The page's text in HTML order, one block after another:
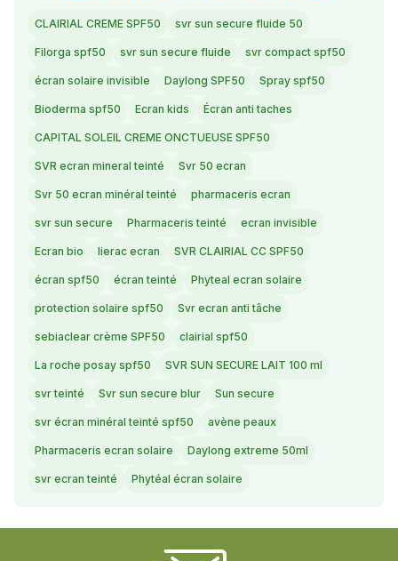
CLAIRIAL CREME SPF50 svr sun secure fluide 50
Filorga spf50 svr sun secure fluide svr compact spf50
écran solaire invisible Daylong SPF50 Spray spf50
Bioderma spf50 Ecran kids Écran anti taches
CAPITAL SOLEIL CREME ONCTUEUSE SPF50
SVR ecran mineral teinté Svr 50 ecran
Svr 50 ecran minéral teinté pharmaceris ecran
svr sun secure Pharmaceris teinté ecran invisible
Ecran bio lierac ecran SVR CLAIRIAL CC SPF50
écran spf50 écran teinté Phyteal ecran solaire
protection solaire spf50 Svr ecran anti tâche
sebiaclear crème SPF50 clairial spf50
La roche posay spf50 SVR SUN SECURE LAIT 100 ml
svr teinté Svr sun secure blur Sun secure
svr écran minéral teinté spf50 avène peaux
Pharmaceris ecran solaire Daylong extreme 50ml
svr ecran teinté Phytéal écran solaire